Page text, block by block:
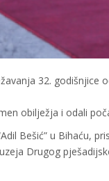
32. godišnjice
obilježja i odali
Bešić” u Bihaću,
Drugog